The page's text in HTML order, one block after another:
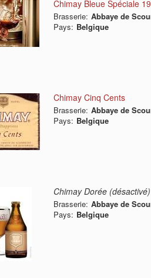
Chimay Bleue Spéciale
Brasserie: Abbaye de
Pays: Belgique
Chimay Cinq Cents
Brasserie: Abbaye de
Pays: Belgique
Chimay Dorée (désactivé)
Brasserie: Abbaye de
Pays: Belgique